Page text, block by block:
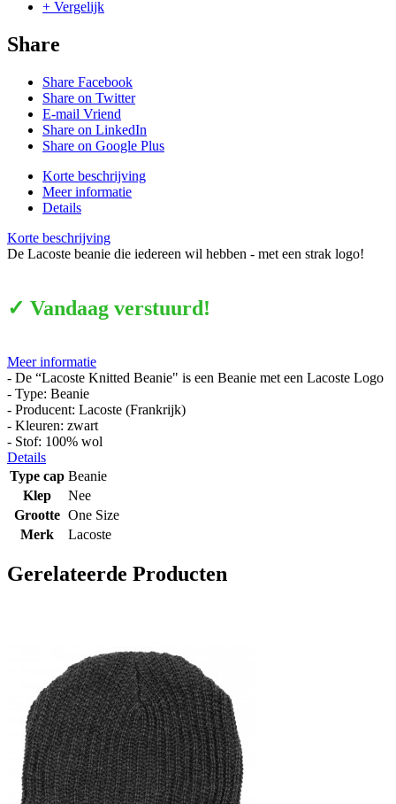
+ Vergelijk
Share
Share Facebook
Share on Twitter
E-mail Vriend
Share on LinkedIn
Share on Google Plus
Korte beschrijving
Meer informatie
Details
Korte beschrijving
De Lacoste beanie die iedereen wil hebben - met een strak logo!
✓ Vandaag verstuurd!
Meer informatie
- De “Lacoste Knitted Beanie" is een Beanie met een Lacoste Logo
- Type: Beanie
- Producent: Lacoste (Frankrijk)
- Kleuren: zwart
- Stof: 100% wol
Details
Type cap Beanie
Klep
Nee
Grootte One Size
Merk
Lacoste
Gerelateerde Producten